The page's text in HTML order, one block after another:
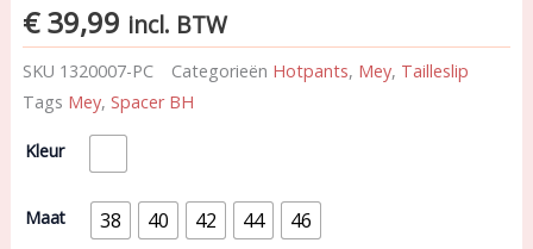
€39,99 incl. BTW
SKU 1320007-PC Categorieën Hotpants, Mey, Tailleslip
Tags Mey, Spacer BH
Kleur
Maat 38 40 42 44 46
Mey
Pants